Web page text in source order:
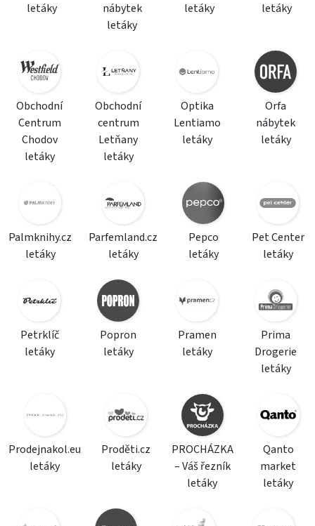
letáky
nábytek
letáky
letáky
letáky
Obchodní
Centrum
Chodov
letáky
Obchodní
centrum
Letňany
letáky
Optika
Lentiamo
letáky
Orfa
nábytek
letáky
Palmknihy.cz
letáky
Parfemland.cz
letáky
Pepco
letáky
Pet Center
letáky
Petrklíč
letáky
Popron
letáky
Pramen
letáky
Prima
Drogerie
letáky
Prodejnakol.eu
letáky
Proděti.cz
letáky
PROCHÁZKA
– Váš řezník
letáky
Qanto
market
letáky